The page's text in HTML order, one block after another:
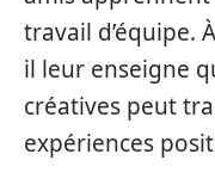
travail d’équipe.
il leur enseigne
créatives peut
expériences